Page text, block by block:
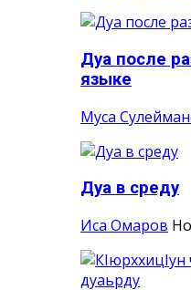
Дуа после
языке
Муса
Дуа в среду
Иса Омаров